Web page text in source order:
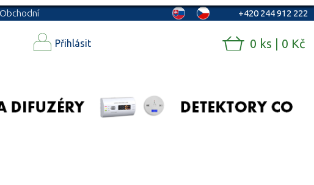
Obchodní
+420 244 912 222
Přihlásit 0 ks | 0 Kč